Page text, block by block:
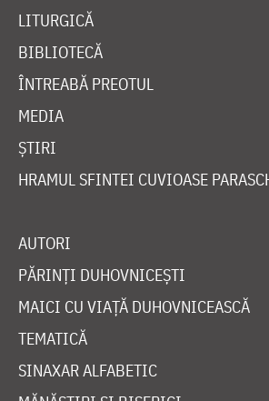
LITURGICĂ
BIBLIOTECĂ
ÎNTREABĂ PREOTUL
MEDIA
ȘTIRI
HRAMUL SFINTEI CUVIOASE
AUTORI
PĂRINȚI DUHOVNICEȘTI
MAICI CU VIAȚĂ DUHOVNICEASCĂ
TEMATICĂ
SINAXAR ALFABETIC